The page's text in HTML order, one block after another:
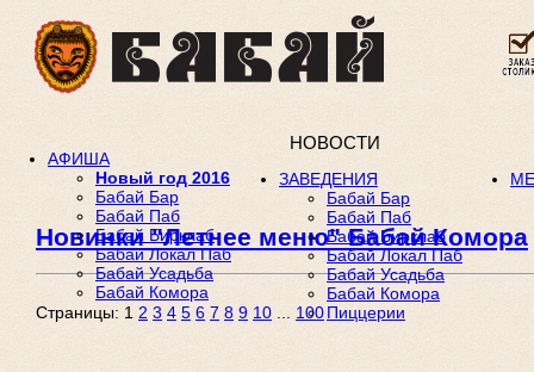
НОВОСТИ
АФИША
Новый год 2016
Бабай Бар
Бабай Паб
Бабай Бирклаб
Бабай Локал Паб
Бабай Усадьба
Бабай Комора
ЗАВЕДЕНИЯ
Бабай Бар
Бабай Паб
Бабай Бирклаб
Бабай Локал Паб
Бабай Усадьба
Бабай Комора
Пиццерии
Новинки "Летнее меню" Бабай Комора
Страницы: 1 2 3 4 5 6 7 8 9 10 100